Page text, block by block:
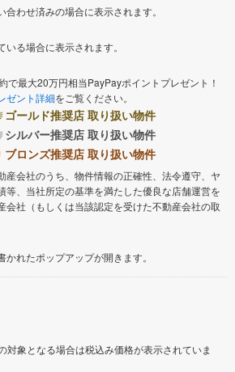
わせ済みの場合に表示されます。
る場合に表示されます。
で最大20万円相当PayPayポイントプレゼント！
ゼント詳細をご覧ください。
ゴールド推奨店 取り扱い物件
シルバー推奨店 取り扱い物件
ブロンズ推奨店 取り扱い物件
産会社のうち、物件情報の正確性、法令遵守、ヤ
等、当社所定の基準を満たした優良な店舗運営を
会社（もしくは当該認定を受けた不動産会社の取
れたポップアップが開きます。
対象となる場合は税込み価格が表示されていま